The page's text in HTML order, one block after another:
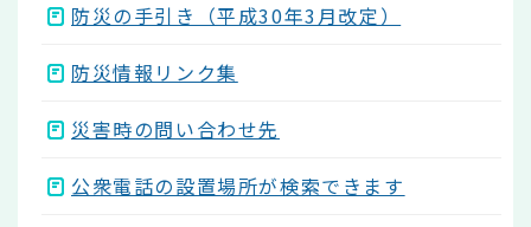
防災の手引き（平成30年3月改定）
防災情報リンク集
災害時の問い合わせ先
公衆電話の設置場所が検索できます